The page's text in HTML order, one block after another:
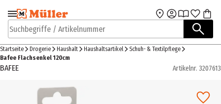
Zur Navigation
springen
Zum Hauptinhalt
Suchbegriffe / Artikelnummer
Startseite Drogerie Haushalt Haushaltsartikel
Schuh- & Textilpflege
Bafee Flachsenkel 120cm
BAFEE Artikelnr. 3207613